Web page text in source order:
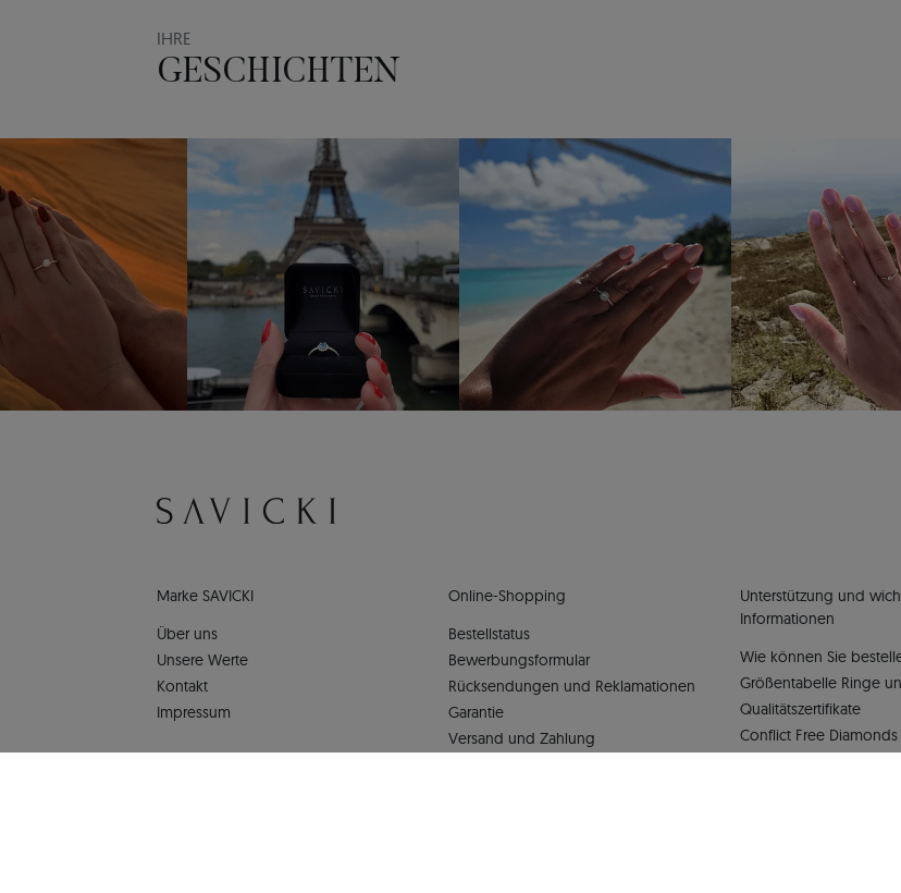
IHRE
GESCHICHTEN
Marke SAVICKI
Über uns
Unsere Werte
Kontakt
Impressum
Online-Shopping
Bestellstatus
Bewerbungsformular
Rücksendungen und Reklamationen
Garantie
Versand und Zahlung
Unterstützung und
Informationen
Wie können Sie
Größentabelle Ringe
Qualitätszertifikate
Conflict Free Diamonds